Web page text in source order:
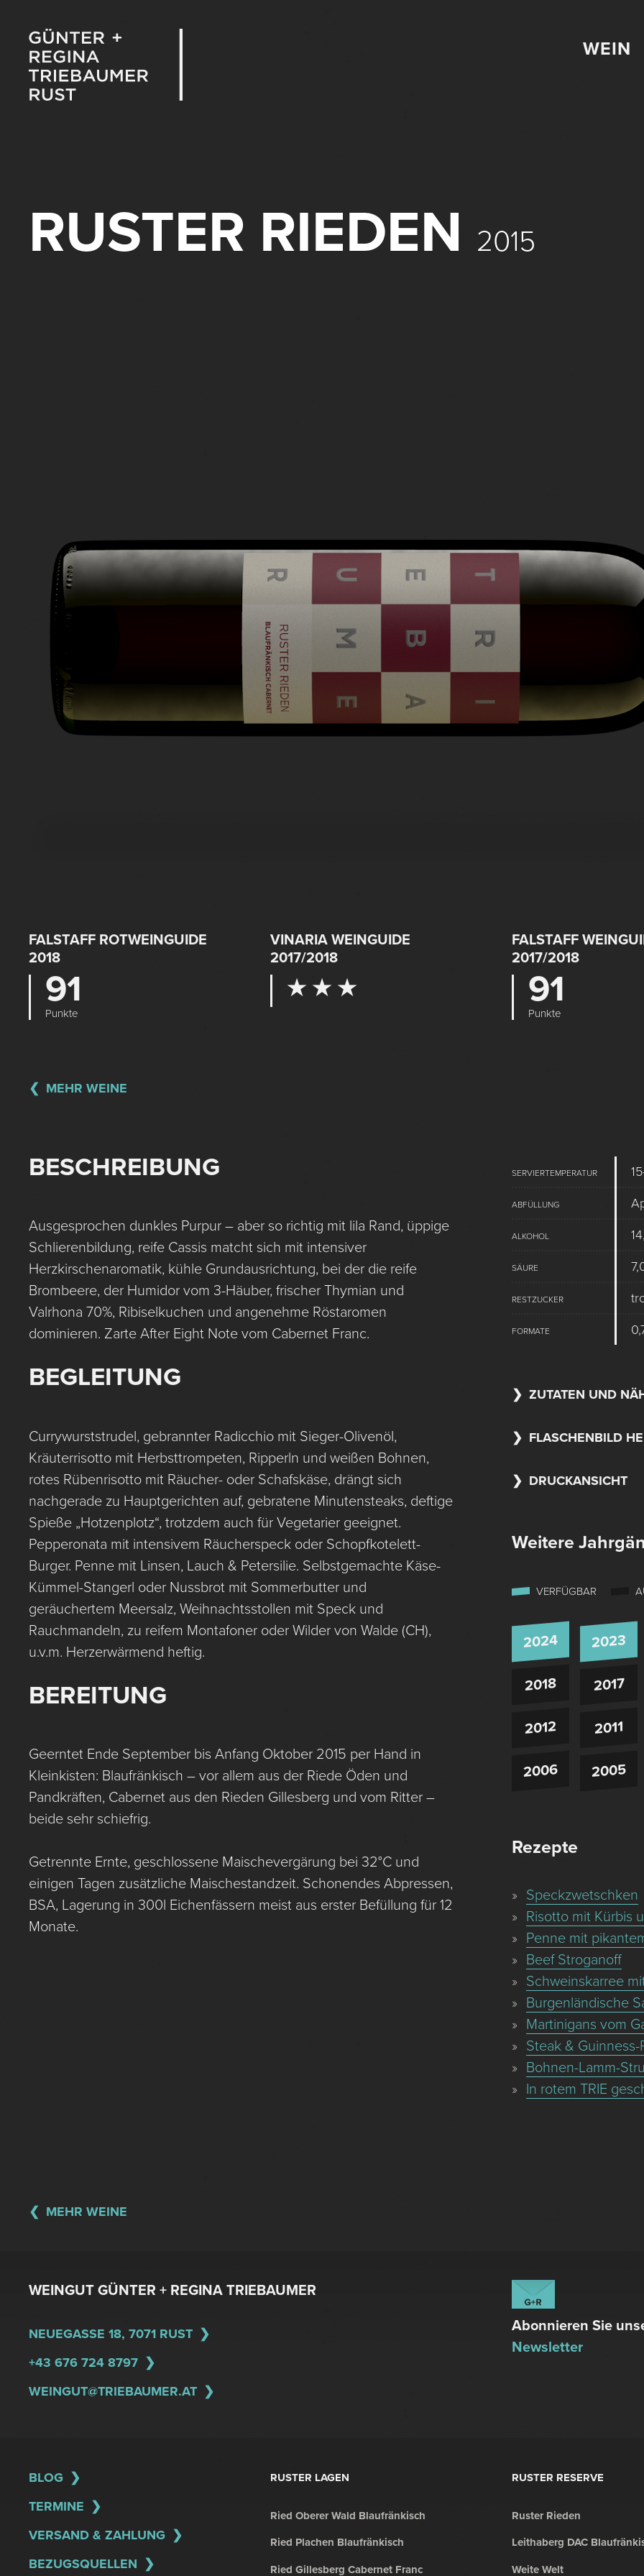
WEIN
RUSTER RIEDEN 2015
FALSTAFF ROTWEINGUIDE
2018
91
Punkte
VINARIA WEINGUIDE
2017/2018
★ ★ ★
FALSTAFF
2017/2018
91
Punkte
MEHR WEINE
BESCHREIBUNG
Ausgesprochen dunkles Purpur – aber so richtig mit lila Rand, üppige
Schlierenbildung, reife Cassis matcht sich mit intensiver
Herzkirschenaromatik, kühle Grundausrichtung, bei der die reife
Brombeere, der Humidor vom 3-Häuber, frischer Thymian und
Valrhona 70%, Ribiselkuchen und angenehme Röstaromen
dominieren. Zarte After Eight Note vom Cabernet Franc.
BEGLEITUNG
Currywurststrudel, gebrannter Radicchio mit Sieger-Olivenöl,
Kräuterrisotto mit Herbsttrompeten, Ripperln und weißen Bohnen,
rotes Rübenrisotto mit Räucher- oder Schafskäse, drängt sich
nachgerade zu Hauptgerichten auf, gebratene Minutensteaks, deftige
Spieße „Hotzenplotz“, trotzdem auch für Vegetarier geeignet.
Pepperonata mit intensivem Räucherspeck oder Schopfkotelett-
Burger. Penne mit Linsen, Lauch & Petersilie. Selbstgemachte Käse-
Kümmel-Stangerl oder Nussbrot mit Sommerbutter und
geräuchertem Meersalz, Weihnachtsstollen mit Speck und
Rauchmandeln, zu reifem Montafoner oder Wilder von Walde (CH),
u.v.m. Herzerwärmend heftig.
BEREITUNG
Geerntet Ende September bis Anfang Oktober 2015 per Hand in
Kleinkisten: Blaufränkisch – vor allem aus der Riede Öden und
Pandkräften, Cabernet aus den Rieden Gillesberg und vom Ritter –
beide sehr schiefrig.
Getrennte Ernte, geschlossene Maischevergärung bei 32°C und
einigen Tagen zusätzliche Maischestandzeit. Schonendes Abpressen,
BSA, Lagerung in 300l Eichenfässern meist aus erster Befüllung für 12
Monate.
SERVIERTEMPERATUR
ABFÜLLUNG
ALKOHOL
SÄURE
RESTZUCKER
FORMATE
ZUTATEN UND
FLASCHENBILD
DRUCKANSICHT
Weitere
VERFÜGBAR
2024 2023
2018 2017
2012 2011
2006 2005
Rezepte
Speckzwetschken
Risotto mit Kürbis
Penne mit
Beef Stroganoff
Schweinskarree
Burgenländische
Martinigans vom
Steak & Guinness-
Bohnen-Lamm-
In rotem TRIE
MEHR WEINE
WEINGUT GÜNTER + REGINA TRIEBAUMER
NEUEGASSE 18, 7071 RUST
+43 676 724 8797
WEINGUT@TRIEBAUMER.AT
Abonnieren Sie
Newsletter
BLOG
TERMINE
VERSAND & ZAHLUNG
BEZUGSQUELLEN
RUSTER LAGEN
Ried Oberer Wald Blaufränkisch
Ried Plachen Blaufränkisch
Ried Gillesberg Cabernet Franc
RUSTER RESERVE
Ruster Rieden
Leithaberg DAC
Weite Welt